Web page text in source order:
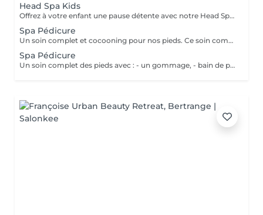
Head Spa Kids
Offrez à votre enfant une pause détente avec notre Head Spa Kids, un soin de 30 min spécialement conçu pour les jeunes de 10 à 13 ans. Ce rituel doux et apaisant prend soin de leur cuir chevelu tout en leur offrant un moment de relaxation adapté à leur âge. Ce soin comprend - Nettoyage délicat: Un lavage doux adapté aux cheveux et cuir chevelu des enfants. - Massage relaxant: Une gestuelle apaisante pour favoriser la détente et stimuler la microcirculation. - Hydratation légère: des produits respectueux, spécialement choisis pour nourrir et protéger leurs cheveux. Un sèche cheveux et des brosses sont mis à sa disposition pour que votre enfant ne sorte pas avec la tête mouillée
Spa Pédicure
Un soin complet et cocooning pour nos pieds. Ce soin comprend: - Un gommage - Une pédicure afin de soigner les ongles et les callosités des pieds - un massage (plus long que dans nos simple prestations de pédicure)
Spa Pédicure
Un soin complet des pieds avec : - un gommage, - bain de pieds, - pédicure pour le soin des ongles et traitement des peaux - d'un massage des pieds.